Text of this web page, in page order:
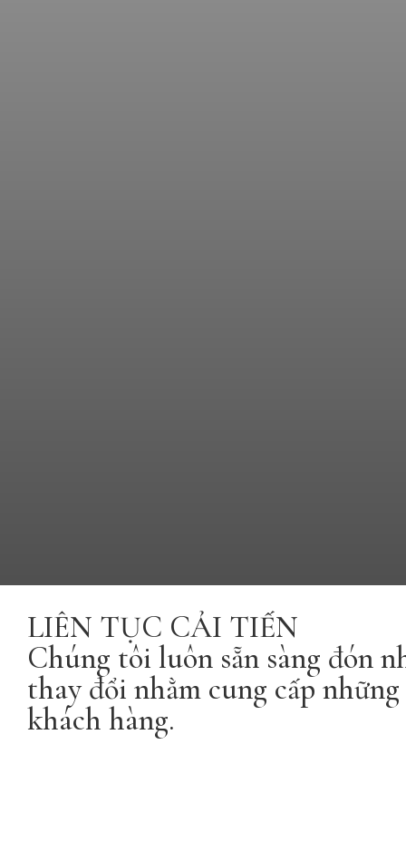
LIÊN TỤC CẢI TIẾN
Chúng tôi luôn sẵn sàng đón
thay đổi nhằm cung cấp
khách hàng.